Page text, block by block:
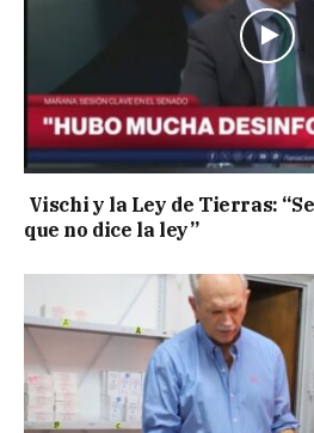
Vischi y la Ley de Tierras:
que no dice la ley”